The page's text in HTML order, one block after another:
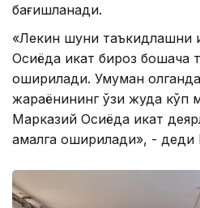
бағишланади.
«Лекин шуни таъкидлашни
Осиёда икат бироз бошқача
оширилади. Умуман
жараёнининг ўзи жуда кўп
Марказий Осиёда икат
амалга оширилади», - деди